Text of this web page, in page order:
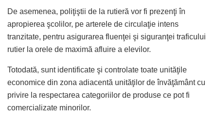
De asemenea, poliţiştii de la rutieră vor fi prezenţi în
apropierea şcolilor, pe arterele de circulaţie intens
tranzitate, pentru asigurarea fluenţei şi siguranţei traficului
rutier la orele de maximă afluire a elevilor.
Totodată, sunt identificate şi controlate toate unităţile
economice din zona adiacentă unităţilor de învăţământ cu
privire la respectarea categoriilor de produse ce pot fi
comercializate minorilor.